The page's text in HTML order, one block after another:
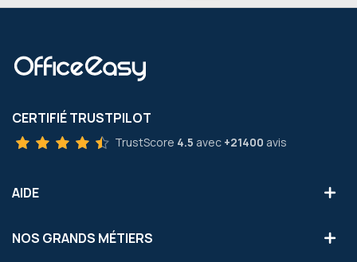
CERTIFIÉ TRUSTPILOT
TrustScore 4.5 avec +21400 avis
AIDE
NOS GRANDS MÉTIERS